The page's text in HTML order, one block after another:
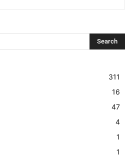
Search
311
16
47
4
1
1